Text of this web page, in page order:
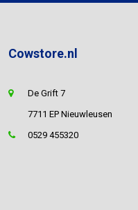
Cowstore.nl
De Grift 7
7711 EP Nieuwleusen
0529 455320